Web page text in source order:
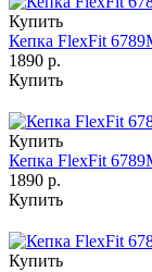
Купить
Кепка FlexFit
1890 р.
Купить
Купить
Кепка FlexFit
1890 р.
Купить
Купить